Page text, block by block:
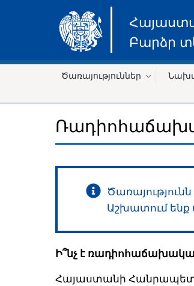
Բարձր
Ծառայություններ
Աշխատում
Ի՞նչ է
Հայաստանի